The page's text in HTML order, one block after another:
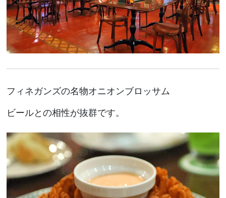
フィネガンズの名物オニオンブロッサム
ビールとの相性が抜群です。